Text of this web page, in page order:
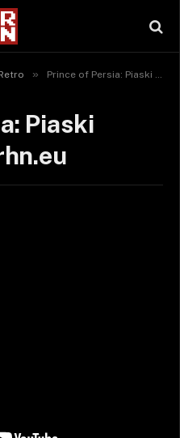
» Prince of Persia: Piaski czasu | retro arhn.eu
Piaski